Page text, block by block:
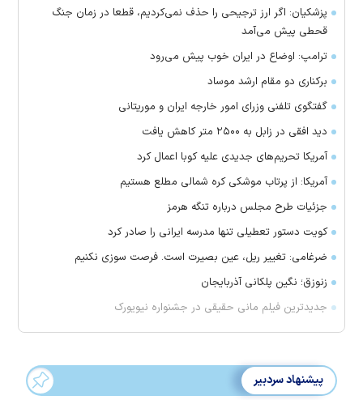
پزشکیان: اگر ارز ترجیحی را حذف نمی‌کردیم، قطعا در زمان جنگ
قحطی پیش می‌آمد
ترامپ: اوضاع در ایران خوب پیش می‌رود
برکناری دو مقام ارشد موساد
گفتگوی تلفنی وزرای امور خارجه ایران و موریتانی
دید افقی در زابل به ۲۵۰۰ متر کاهش یافت
آمریکا تحریم‌های جدیدی علیه کوبا اعمال کرد
آمریکا: از پرتاب موشکی کره شمالی مطلع هستیم
جزئیات طرح مجلس درباره تنگه هرمز
کویت دستور تعطیلی تنها مدرسه ایرانی را صادر کرد
ضرغامی: تغییر ریل، عین بصیرت است. فرصت سوزی نکنیم
زنوزق؛ نگین پلکانی آذربایجان
جدیدترین فیلم مانی حقیقی در جشنواره نیویورک
پیشنهاد سردبیر